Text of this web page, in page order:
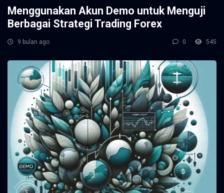
Menggunakan Akun Demo untuk Menguji
Berbagai Strategi Trading Forex
9 bulan ago 0 545